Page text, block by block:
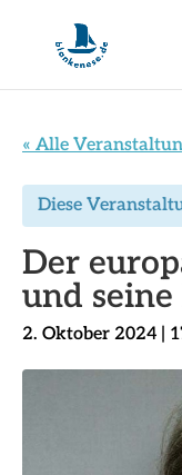
« Alle
Diese
Der
und seine
2. Oktober 2024 |